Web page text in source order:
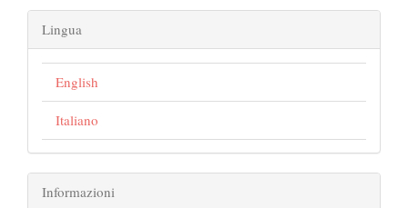
Lingua
English
Italiano
Informazioni